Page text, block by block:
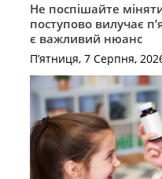
Не поспішайте
поступово вилучає
є важливий нюанс
П’ятниця, 7 Серпня,